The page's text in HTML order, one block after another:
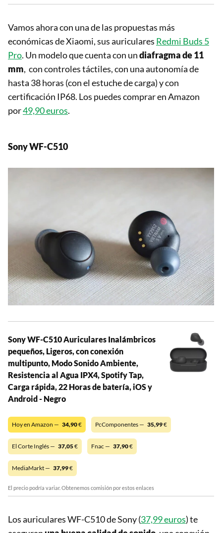
Vamos ahora con una de las propuestas más
económicas de Xiaomi, sus auriculares Redmi Buds 5
Pro. Un modelo que cuenta con undiafragma de 11
mm, con controles táctiles, con una autonomía de
hasta 38 horas (con el estuche de carga) y con
certificación IP68. Los puedes comprar en Amazon
por49,90 euros.
Sony WF-C510
Sony WF-C510 Auriculares Inalámbricos
pequeños, Ligeros, con conexión
multipunto, Modo Sonido Ambiente,
Resistencia al Agua IPX4, Spotify Tap,
Carga rápida, 22 Horas de batería, iOS y
Android - Negro
Hoy en Amazon — 34,90€ PcComponentes — 35,99€
El Corte Inglés — 37,05€ Fnac — 37,90€
MediaMarkt — 37,99€
El precio podría variar. Obtenemos comisión por estos enlaces
Los auriculares WF-C510 de Sony (37,99euros) te